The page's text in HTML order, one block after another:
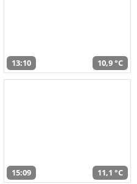
13:10 10,9 °C
15:09 11,1 °C